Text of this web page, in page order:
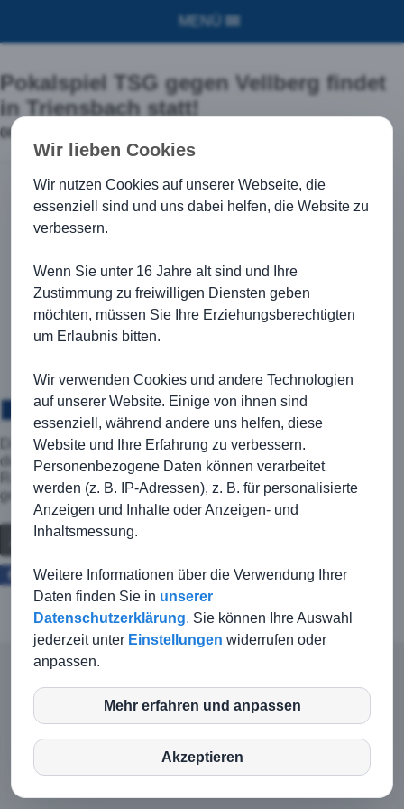
MENÜ
Pokalspiel TSG gegen Vellberg findet
in Triensbach statt!
06.08.2016
Die TSG startet heute um 18 Uhr gegen den TSV Vellberg in
die Pokalrunde 2016/2017. Da wegen
Rasenpflegemaßnahmen das Sportgelände der TSG noch
gesperrt ist, findet die Pokalpartie in Triensbach statt!
Zurück
Facebook Twitter
© TSG Kirchberg-Jagst |Kontakt|Impressum|
Haftungsausschluss|Datenschutz
Login-Intern
Wir lieben Cookies
Wir nutzen Cookies auf unserer Webseite, die
essenziell sind und uns dabei helfen, die Website zu
verbessern.
Wenn Sie unter 16 Jahre alt sind und Ihre
Zustimmung zu freiwilligen Diensten geben
möchten, müssen Sie Ihre Erziehungsberechtigten
um Erlaubnis bitten.
Wir verwenden Cookies und andere Technologien
auf unserer Website. Einige von ihnen sind
essenziell, während andere uns helfen, diese
Website und Ihre Erfahrung zu verbessern.
Personenbezogene Daten können verarbeitet
werden (z. B. IP-Adressen), z. B. für personalisierte
Anzeigen und Inhalte oder Anzeigen- und
Inhaltsmessung.
Weitere Informationen über die Verwendung Ihrer
Daten finden Sie in unserer
Datenschutzerklärung. Sie können Ihre Auswahl
jederzeit unter Einstellungen widerrufen oder
anpassen.
inCMS
Mehr erfahren und anpassen
Akzeptieren